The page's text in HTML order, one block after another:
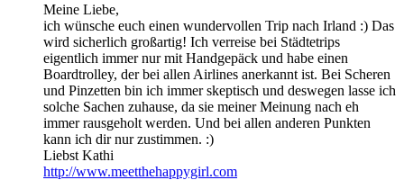
Meine Liebe,
ich wünsche euch einen wundervollen Trip nach Irland :) Das
wird sicherlich großartig! Ich verreise bei Städtetrips
eigentlich immer nur mit Handgepäck und habe einen
Boardtrolley, der bei allen Airlines anerkannt ist. Bei Scheren
und Pinzetten bin ich immer skeptisch und deswegen lasse ich
solche Sachen zuhause, da sie meiner Meinung nach eh
immer rausgeholt werden. Und bei allen anderen Punkten
kann ich dir nur zustimmen. :)
Liebst Kathi
http://www.meetthehappygirl.com